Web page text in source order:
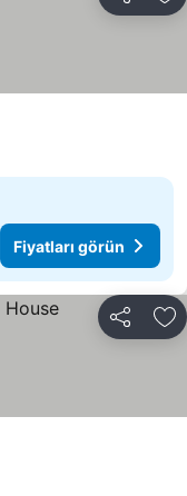
Fiyatları görün
Paylaş